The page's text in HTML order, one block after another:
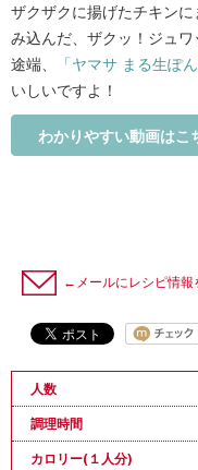
ザクザクに揚げたチキンに
み込んだ、ザクッ！ジュ
途端、
「ヤマサ まる生ぽん
いしいですよ！
わかりやすい動画はこ
←メールにレシピ情報
人数
調理時間
カロリー(１人分)